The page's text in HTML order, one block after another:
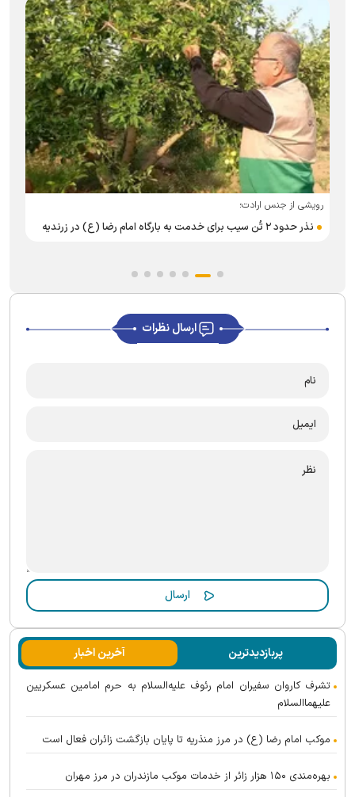
رویشی از جنس ارادت؛
نذر حدود ۲ تُن سیب برای خدمت به بارگاه امام رضا (ع) در زرندیه
ارسال نظرات
پربازدیدترین آخرین اخبار
تشرف کاروان سفیران امام رئوف علیه‌السلام به حرم امامین عسکریین
علیهماالسلام
موکب امام رضا (ع) در مرز منذریه تا پایان بازگشت زائران فعال است
بهره‌مندی ۱۵۰ هزار زائر از خدمات موکب مازندران در مرز مهران